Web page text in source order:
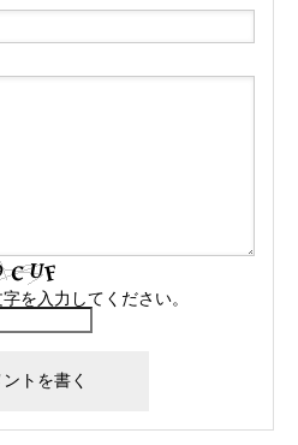
を入力してください。